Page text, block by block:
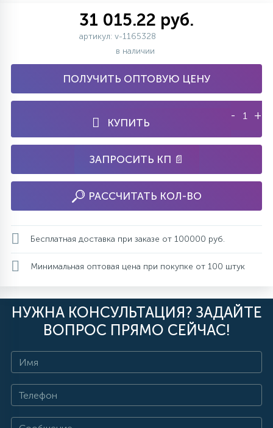
31 015.22 руб.
артикул: v-1165328
в наличии
ПОЛУЧИТЬ ОПТОВУЮ ЦЕНУ
КУПИТЬ
- +
ЗАПРОСИТЬ КП 📄
РАССЧИТАТЬ КОЛ-ВО
Бесплатная доставка при заказе от 100000 руб.
Минимальная оптовая цена при покупке от 100 штук
НУЖНА КОНСУЛЬТАЦИЯ? ЗАДАЙТЕ
ВОПРОС ПРЯМО СЕЙЧАС!